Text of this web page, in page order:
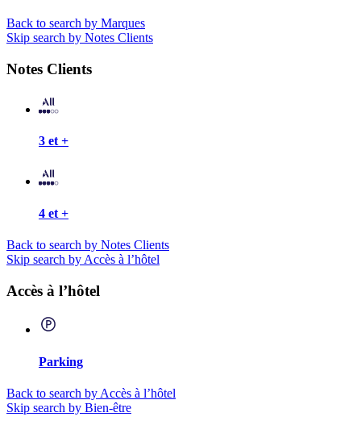
Back to search by Marques
Skip search by Notes Clients
Notes Clients
3 et +
4 et +
Back to search by Notes Clients
Skip search by Accès à l’hôtel
Accès à l’hôtel
Parking
Back to search by Accès à l’hôtel
Skip search by Bien-être